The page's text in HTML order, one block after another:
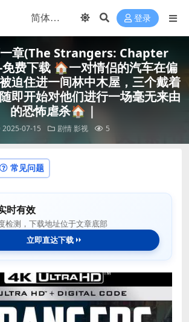
登录
一章(The Strangers: Chapter
免费下载 🏠一对情侣的汽车在偏
迫住进一间林中木屋，三个戴着
即开始对他们进行一场毫无来由
的恐怖虐杀🏠｜
2025-07-15 剧情影视 5
常见问题
时有效
检测，下载地址位于文章底部
立即直达下载